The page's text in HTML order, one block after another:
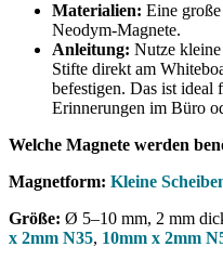
Materialien: Eine
Neodym-Magnete.
Anleitung: Nutze
Stifte direkt am
befestigen. Das ist ideal
Erinnerungen im Büro
Welche Magnete werden
Magnetform: Kleine
Größe: Ø 5–10 mm, 2 mm
x 2mm N35, 10mm x 2mm